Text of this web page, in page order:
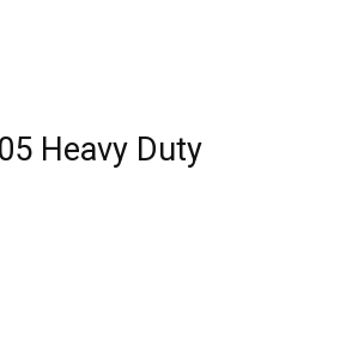
Heavy Duty